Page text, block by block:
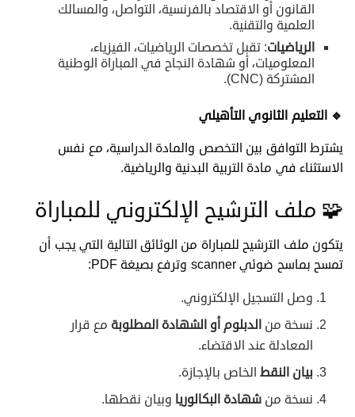
القانون أو الاقتصاد بالفرنسية، التواصل، والمسالك
العلمية والتقنية.
الرياضيات: تقبل تخصصات الرياضيات، الفيزياء،
المعلوميات، أو شهادة النجاح في المباراة الوطنية
المشتركة (CNC).
🔹 التعليم الثانوي التأهيلي
يشترط التوافق بين التخصص والمادة الدراسية، مع نفس
الاستثناء في مادة التربية البدنية والرياضية.
🧩 ملف الترشيح الإلكتروني للمباراة
يتكون ملف الترشيح للمباراة من الوثائق التالية التي يجب أن
تمسح بماسح ضوئي scanner وترفع بصيغة PDF:
وصل التسجيل الإلكتروني.
نسخة من الدبلوم أو الشهادة المطلوبة مع قرار
المعادلة عند الاقتضاء.
بيان النقط الخاص بالإجازة.
نسخة من شهادة البكالوريا وبيان نقطها.